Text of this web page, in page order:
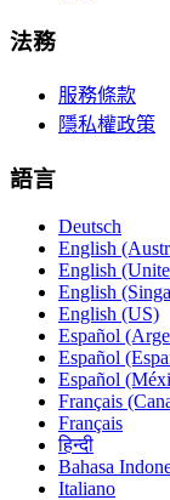
法務
服務條款
隱私權政策
語言
Deutsch
English
English
English
English (US)
Español
Español
Español
Français
Français
हिन्दी
Bahasa
Italiano